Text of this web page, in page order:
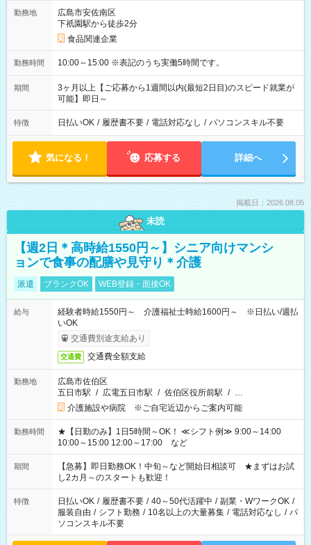
勤務地
広島市安佐南区
下祇園駅から徒歩2分
食品関連企業
勤務時間 10:00～15:00 ※表記のうち実働5時間です。
期間
3ヶ月以上【ご応募から1週間以内(最短2日目)のスピード就業が
可能】即日～
特徴 日払いOK / 履歴書不要 / 電話対応なし / パソコンスキル不要
気になる！ 応募する 詳細へ
掲載日：2026.08.05
未読
【週2日＊高時給1550円～】シニア向けマンシ
ョンで食事の配膳や見守り＊介護
派遣 ブランクOK WEB登録・面接OK
給与
経験者時給1550円～ 介護福祉士時給1600円～ ※日払い/週払
いOK
交通費別途支給あり
交通費 交通費全額支給
勤務地
広島市佐伯区
五日市駅 / 広電五日市駅 / 佐伯区役所前駅 / …
介護施設や病院 ※ご自宅近辺からご案内可能
勤務時間
★【日勤のみ】1日5時間～OK！ ≪シフト例≫ 9:00～14:00
10:00～15:00 12:00～17:00 など
期間
【急募】即日勤務OK！中旬～など開始日相談可 ★まずはお試
し2カ月～のスタートも歓迎！
特徴 日払いOK / 履歴書不要 / 40～50代活躍中 / 副業・WワークOK /
服装自由 / シフト勤務 / 10名以上の大量募集 / 電話対応なし / パ
ソコンスキル不要